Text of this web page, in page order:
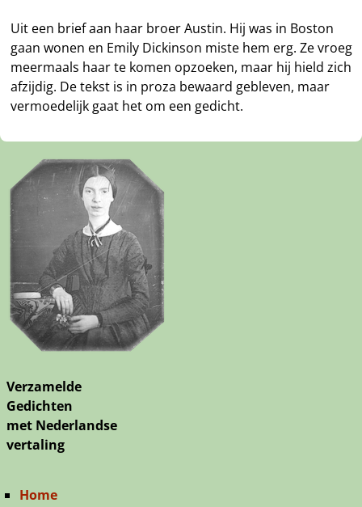
Uit een brief aan haar broer Austin. Hij was in Boston
gaan wonen en Emily Dickinson miste hem erg. Ze vroeg
meermaals haar te komen opzoeken, maar hij hield zich
afzijdig. De tekst is in proza bewaard gebleven, maar
vermoedelijk gaat het om een gedicht.
Verzamelde
Gedichten
met Nederlandse
vertaling
Home